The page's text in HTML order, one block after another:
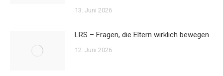
13. Juni 2026
LRS – Fragen, die Eltern wirklich bewegen
12. Juni 2026